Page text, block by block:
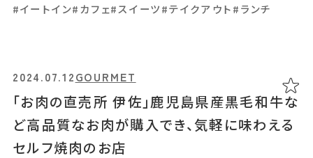
#イートイン#カフェ#スイーツ#テイクアウト#ランチ
「お肉の直売所 伊佐」鹿児島県産黒毛和牛な
ど高品質なお肉が購入でき、気軽に味わえる
セルフ焼肉のお店
2024.07.12GOURMET
ュ）毎日でも通いたくなる青果市場内の中華
屋さん
#⾕⼭周辺